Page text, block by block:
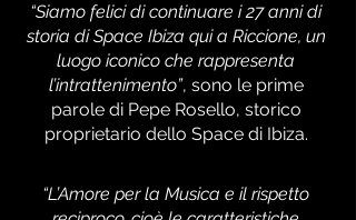
“Siamo felici di continuare i 27 anni di
storia di Space Ibiza qui a Riccione, un
luogo iconico che rappresenta
l’intrattenimento”, sono le prime
parole di Pepe Rosello, storico
proprietario dello Space di Ibiza.
“L’Amore per la Musica e il rispetto